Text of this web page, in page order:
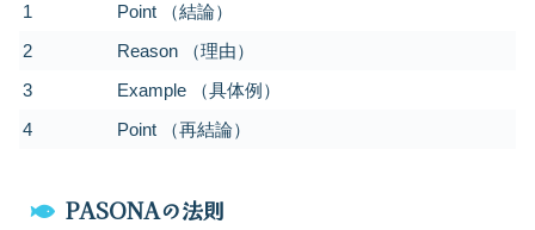
1
Point （結論）
2
Reason （理由）
3
Example （具体例）
4
Point （再結論）
PASONAの法則